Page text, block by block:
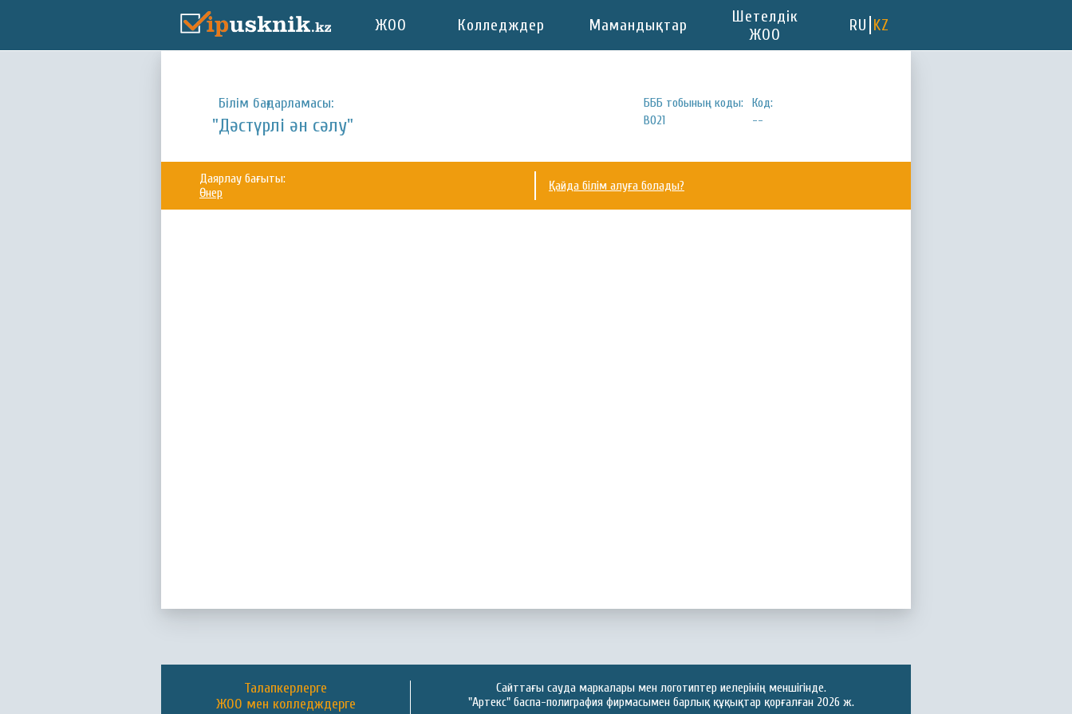
ЖОО Колледждер Мамандықтар
Шетелдік
ЖОО
RU KZ
Білім бағдарламасы:
"Дәстүрлі ән сәлу"
БББ тобының коды:
В021
Код:
--
Даярлау бағыты:
Өнер
Қайда білім алуға болады?
Талапкерлерге
ЖОО мен колледждерге
Сайттағы сауда маркалары мен логотиптер иелерінің меншігінде.
"Артекс" баспа-полиграфия фирмасымен барлық құқықтар қорғалған 2026 ж.